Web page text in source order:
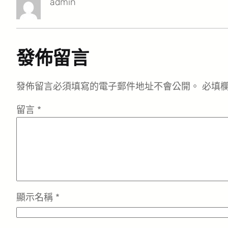
發佈留言
發佈留言必須填寫的電子郵件地址不會公開。 必填
留言 *
顯示名稱 *